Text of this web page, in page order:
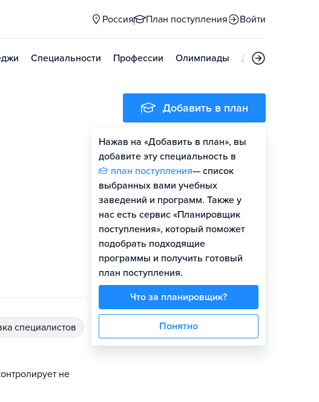
Россия План поступления Войти
Специальности Профессии Олимпиады Дни открытых
специалистов
не
Добавить в план
Нажав на «Добавить в план», вы
добавите эту специальность в
план поступления— список
выбранных вами учебных
заведений и программ. Также у
нас есть сервис «Планировщик
поступления», который поможет
подобрать подходящие
программы и получить готовый
план поступления.
Что за планировщик?
Понятно